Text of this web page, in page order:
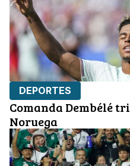
DEPORTES
Comanda Dembélé
Noruega